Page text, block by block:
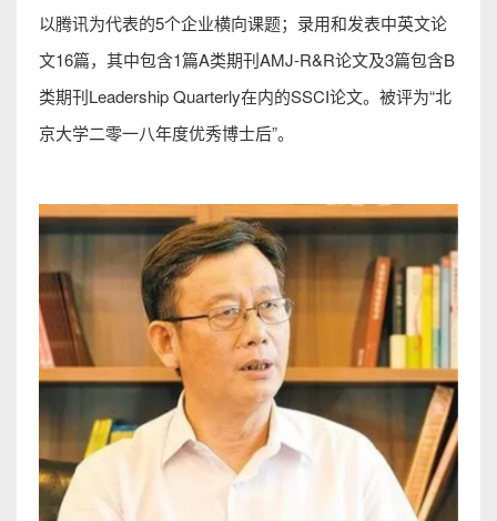
以腾讯为代表的5个企业横向课题；录用和发表中英文论
文16篇，其中包含1篇A类期刊AMJ-R&R论文及3篇包含B
类期刊Leadership Quarterly在内的SSCI论文。被评为“北
京大学二零一八年度优秀博士后”。